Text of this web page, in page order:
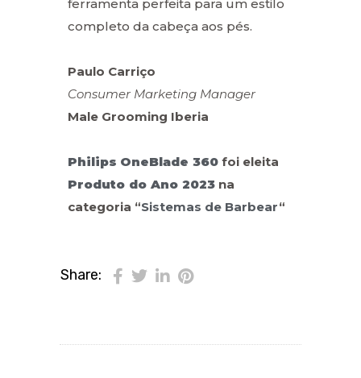
ferramenta perfeita para um estilo
completo da cabeça aos pés.
Paulo Carriço
Consumer Marketing Manager
Male Grooming Iberia
Philips OneBlade 360 foi eleita
Produto do Ano 2023 na
categoria “Sistemas de Barbear“
Share: